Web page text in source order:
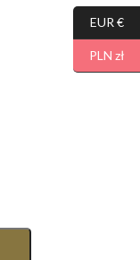
EUR €
PLN zł